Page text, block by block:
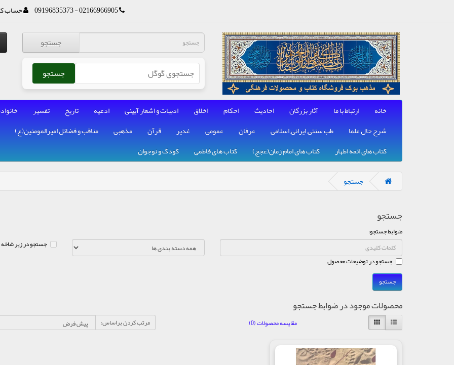
02166966905 - 09196835373 حساب
جستجو
جستجو
خانه ارتباط با ما آثار بزرگان احادیث احکام اخلاق ادبیات و اشعار آیینی ادعیه تاریخ تفسیر
شرح حال علما
طب سنتی, ایرانی, اسلامی عرفان عمومی غدیر قرآن مذهبی مناقب و فضائل امیرالمومنین(ع)
کتاب های ائمه اطهار
کتاب های امام زمان(عجج) کتاب های فاطمی کودک و نوجوان
جستجو
جستجو
ضوابط جستجو:
جستجو در زیر شاخه
جستجو در توضیحات محصول
محصولات موجود در ضوابط جستجو
مقایسه محصولات (0) مرتب کردن براساس: